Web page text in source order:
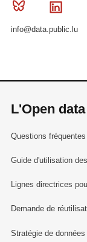
Bluesky
info@data.public.lu
L'Open data
Questions fréquentes
Guide d'utilisation
Lignes directrices
Demande de
Stratégie de